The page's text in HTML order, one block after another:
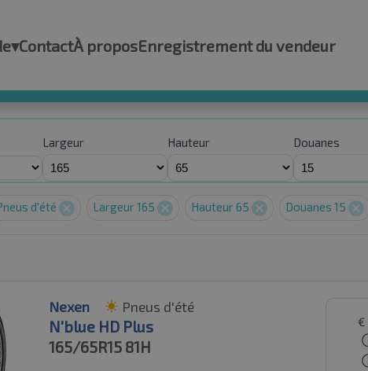
▾ContactÀ proposEnregistrement du vendeur
Largeur Hauteur Douanes
d'été Largeur 165 Hauteur 65 Douanes 15
Nexen Pneus d'été
N'blue HD Plus
165/65R15 81H
€